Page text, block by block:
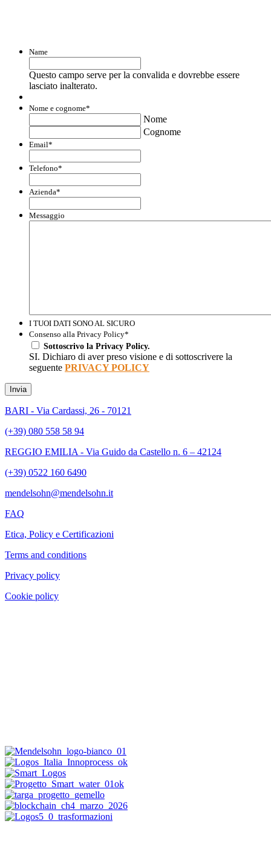
Name
Questo campo serve per la convalida e dovrebbe essere
lasciato inalterato.
Nome e cognome*
Nome
Cognome
Email*
Telefono*
Azienda*
Messaggio
I TUOI DATI SONO AL SICURO
Consenso alla Privacy Policy*
Sottoscrivo la Privacy Policy.
SI. Dichiaro di aver preso visione e di sottoscrivere la
seguente PRIVACY POLICY
Invia
BARI - Via Cardassi, 26 - 70121
(+39) 080 558 58 94
REGGIO EMILIA - Via Guido da Castello n. 6 – 42124
(+39) 0522 160 6490
mendelsohn@mendelsohn.it
FAQ
Etica, Policy e Certificazioni
Terms and conditions
Privacy policy
Cookie policy